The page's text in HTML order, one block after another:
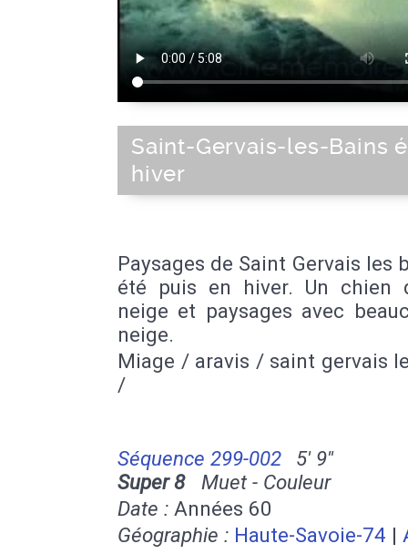
Saint-Gervais-les-Bains
hiver
Paysages de Saint Gervais les
été puis en hiver. Un chien
neige et paysages avec
neige.
Miage / aravis / saint gervais
/
Séquence 299-002
5' 9''
Super 8Muet - Couleur
Date : Années 60
Géographie : Haute-Savoie-74 |